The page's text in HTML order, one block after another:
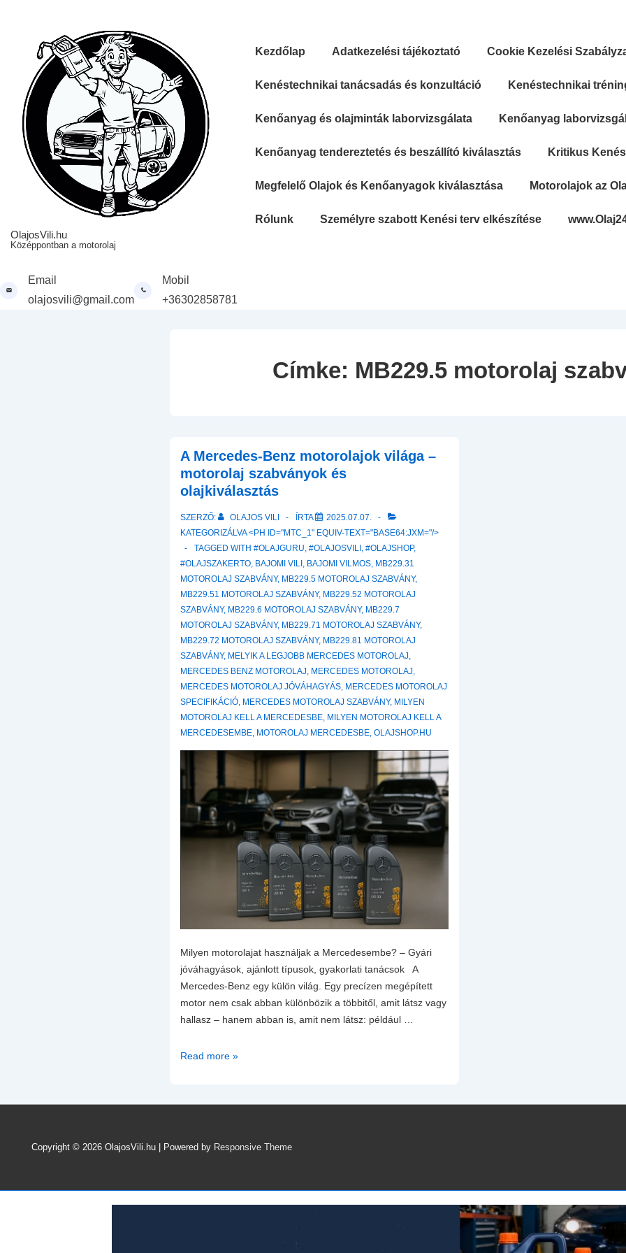
OlajosVili.hu
Középpontban a motorolaj
Kezdőlap Adatkezelési tájékoztató Cookie Kezelési
Kenéstechnikai tanácsadás és konzultáció Kenéstechnikai
Kenőanyag és olajminták laborvizsgálata Kenőanyag
Kenőanyag tendereztetés és beszállító kiválasztás Kritikus
Megfelelő Olajok és Kenőanyagok kiválasztása Motorolajok az
Rólunk Személyre szabott Kenési terv elkészítése
Email
olajosvili@gmail.com
Mobil
+36302858781
Címke: MB229.5 motorolaj
A Mercedes-Benz motorolajok világa –
motorolaj szabványok és
olajkiválasztás
SZERZŐ: OLAJOS VILI ÍRTA
2025.07.07.
KATEGORIZÁLVA <PH ID="MTC_1" EQUIV-TEXT="BASE64:JXM="/>
TAGGED WITH#OLAJGURU,#OLAJOSVILI ,#OLAJSHOP,
#OLAJSZAKERTO, BAJOMI VILI , BAJOMI VILMOS, MB229.31
MOTOROLAJ SZABVÁNY, MB229.5 MOTOROLAJ SZABVÁNY,
MB229.51 MOTOROLAJ SZABVÁNY, MB229.52 MOTOROLAJ
SZABVÁNY, MB229.6 MOTOROLAJ SZABVÁNY, MB229.7
MOTOROLAJ SZABVÁNY, MB229.71 MOTOROLAJ SZABVÁNY,
MB229.72 MOTOROLAJ SZABVÁNY, MB229.81 MOTOROLAJ
SZABVÁNY, MELYIK A LEGJOBB MERCEDES MOTOROLAJ,
MERCEDES BENZ MOTOROLAJ, MERCEDES MOTOROLAJ,
MERCEDES MOTOROLAJ JÓVÁHAGYÁS, MERCEDES MOTOROLAJ
SPECIFIKÁCIÓ, MERCEDES MOTOROLAJ SZABVÁNY, MILYEN
MOTOROLAJ KELL A MERCEDESBE, MILYEN MOTOROLAJ KELL A
MERCEDESEMBE, MOTOROLAJ MERCEDESBE,OLAJSHOP.HU
Milyen motorolajat használjak a Mercedesembe? – Gyári
jóváhagyások, ajánlott típusok, gyakorlati tanácsok A
Mercedes-Benz egy külön világ. Egy precízen megépített
motor nem csak abban különbözik a többitől, amit látsz vagy
hallasz – hanem abban is, amit nem látsz: például …
A
motorolajok
motorolaj
és
olajkiválasztás
Read more »
Copyright © 2026 OlajosVili.hu | Powered by Responsive Theme